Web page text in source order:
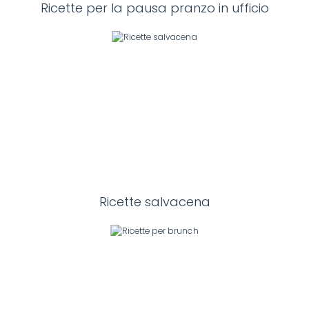
Ricette per la pausa pranzo in ufficio
Ricette salvacena